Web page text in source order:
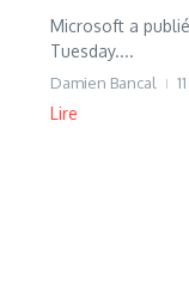
Microsoft a
Tuesday....
Damien Bancal
Lire